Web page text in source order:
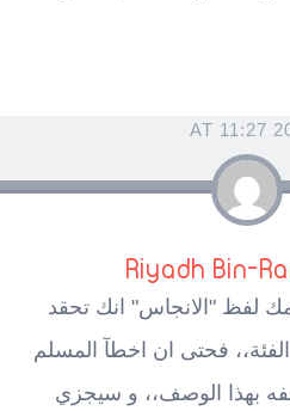
Riyadh Bin-
لفظ "الانجاس" انك تحقد
فحتى ان اخطآ المسلم
بهذا الوصف،، و سيجزي